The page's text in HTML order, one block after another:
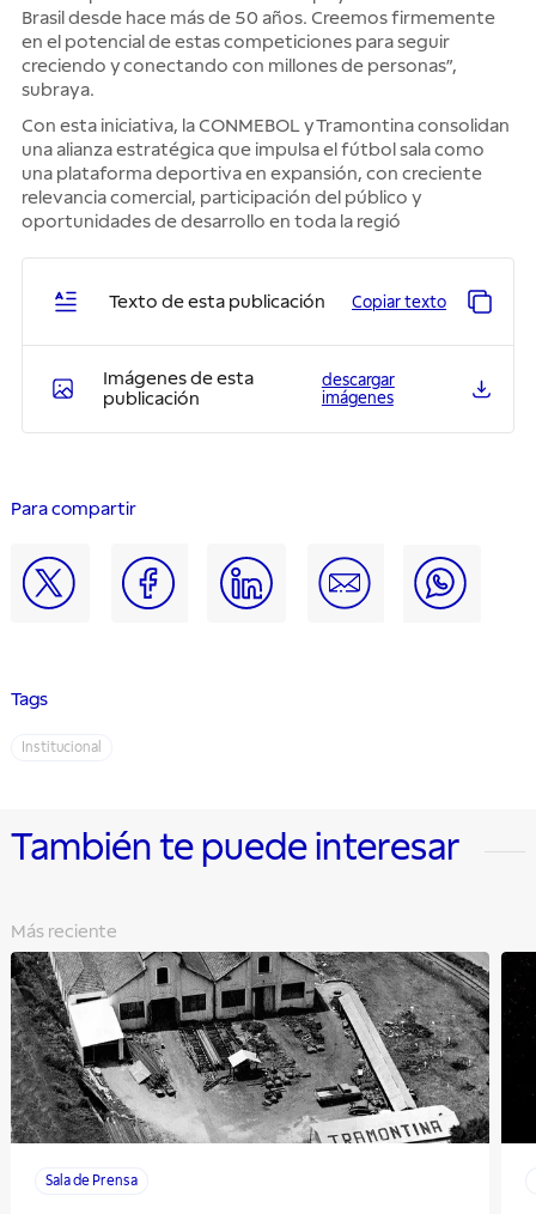
Para compartir
Tags
Institucional
Brasil desde hace más de 50 años. Creemos firmemente
en el potencial de estas competiciones para seguir
creciendo y conectando con millones de personas”,
subraya.
Con esta iniciativa, la CONMEBOL y Tramontina consolidan
una alianza estratégica que impulsa el fútbol sala como
una plataforma deportiva en expansión, con creciente
relevancia comercial, participación del público y
oportunidades de desarrollo en toda la regió
Texto de esta publicación Copiar texto
Imágenes de esta
publicación
descargar
imágenes
También te puede interesar
Más reciente
Sala de Prensa